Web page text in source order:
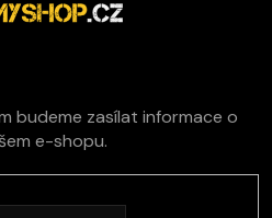
budeme zasílat informace o
e-shopu.